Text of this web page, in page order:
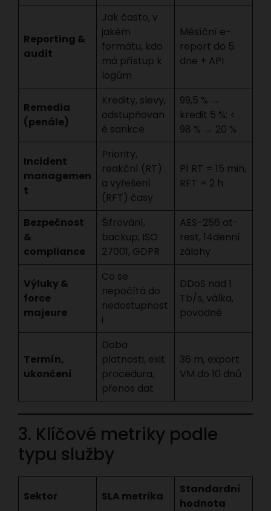
Reporting &
audit
Jak často, v
jakém
formátu, kdo
má přístup k
logům
Měsíční e-
report do 5.
dne + API
Remedia
(penále)
Kredity, slevy,
odstupňovan
é sankce
99,5 % →
kredit 5 %; <
98 % → 20 %
Incident
managemen
t
Priority,
reakční (RT)
a vyřešení
(RFT) časy
P1 RT = 15 min,
RFT = 2 h
Bezpečnost
&
compliance
Šifrování,
backup, ISO
27001, GDPR
AES-256 at-
rest, 14denní
zálohy
Výluky &
force
majeure
Co se
nepočítá do
nedostupnost
i
DDoS nad 1
Tb/s, válka,
povodně
Termín,
ukončení
Doba
platnosti, exit
procedura,
přenos dat
36 m, export
VM do 10 dnů
3. Klíčové metriky podle
typu služby
Sektor SLA metrika
Standardní
hodnota